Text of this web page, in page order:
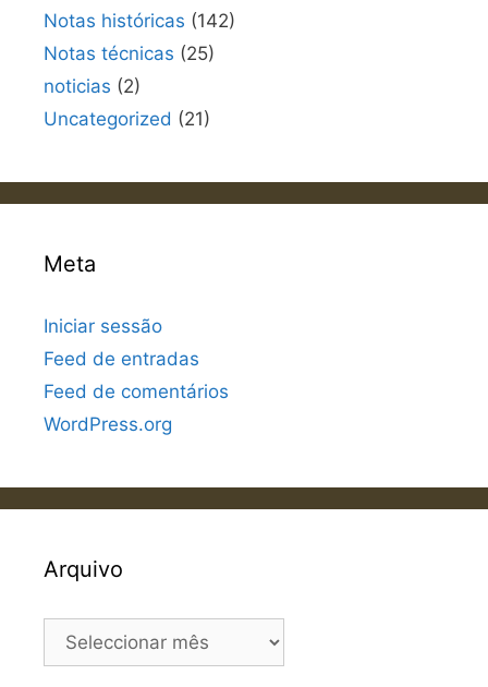
Notas históricas (142)
Notas técnicas (25)
noticias (2)
Uncategorized (21)
Meta
Iniciar sessão
Feed de entradas
Feed de comentários
WordPress.org
Arquivo
Arquivo